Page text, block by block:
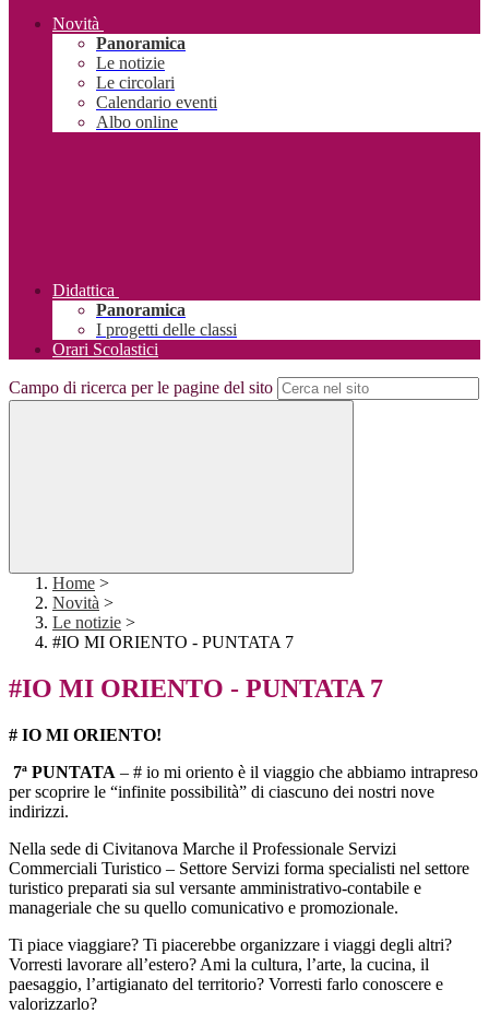
Novità
Panoramica
Le notizie
Le circolari
Calendario eventi
Albo online
Didattica
Panoramica
I progetti delle classi
Orari Scolastici
Campo di ricerca per le pagine del sito
Home >
Novità >
Le notizie >
#IO MI ORIENTO - PUNTATA 7
#IO MI ORIENTO - PUNTATA 7
# IO MI ORIENTO!
7ª PUNTATA – # io mi oriento è il viaggio che abbiamo intrapreso
per scoprire le “infinite possibilità” di ciascuno dei nostri nove
indirizzi.
Nella sede di Civitanova Marche il Professionale Servizi
Commerciali Turistico – Settore Servizi forma specialisti nel settore
turistico preparati sia sul versante amministrativo-contabile e
manageriale che su quello comunicativo e promozionale.
Ti piace viaggiare? Ti piacerebbe organizzare i viaggi degli altri?
Vorresti lavorare all’estero? Ami la cultura, l’arte, la cucina, il
paesaggio, l’artigianato del territorio? Vorresti farlo conoscere e
valorizzarlo?